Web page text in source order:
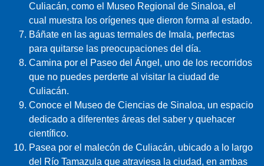
Culiacán, como el Museo Regional de Sinaloa, el
cual muestra los orígenes que dieron forma al estado.
Báñate en las aguas termales de Imala, perfectas
para quitarse las preocupaciones del día.
Camina por el Paseo del Ángel, uno de los recorridos
que no puedes perderte al visitar la ciudad de
Culiacán.
Conoce el Museo de Ciencias de Sinaloa, un espacio
dedicado a diferentes áreas del saber y quehacer
científico.
Pasea por el malecón de Culiacán, ubicado a lo largo
del Río Tamazula que atraviesa la ciudad, en ambas